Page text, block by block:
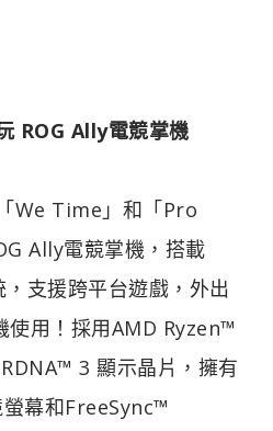
ROG Ally電競掌機
We Time」和「Pro
Ally電競掌機，搭載
支援跨平台遊戲，外出
使用！採用AMD Ryzen™
3 顯示晶片，擁有
幕和FreeSync™